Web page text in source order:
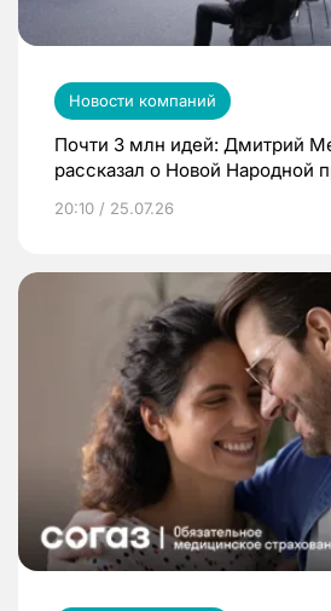
Новости компаний
Почти 3 млн идей: Дмитрий
рассказал о Новой Народной
20:10 / 25.07.26